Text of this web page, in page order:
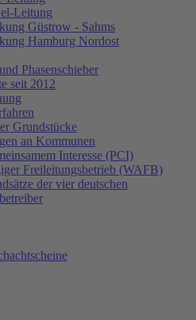
Leitung
Güstrow - Sahms
Hamburg Nordost
Phasenschieber
seit 2012
Grundstücke
an Kommunen
Interesse (PCI)
Freileitungsbetrieb (WAFB)
der vier deutschen